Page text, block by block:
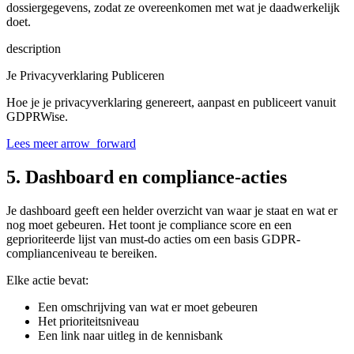
dossiergegevens, zodat ze overeenkomen met wat je daadwerkelijk
doet.
description
Je Privacyverklaring Publiceren
Hoe je je privacyverklaring genereert, aanpast en publiceert vanuit
GDPRWise.
Lees meerarrow_forward
5. Dashboard en compliance-acties
Je dashboard geeft een helder overzicht van waar je staat en wat er
nog moet gebeuren. Het toont je compliance score en een
geprioriteerde lijst van must-do acties om een basis GDPR-
complianceniveau te bereiken.
Elke actie bevat:
Een omschrijving van wat er moet gebeuren
Het prioriteitsniveau
Een link naar uitleg in de kennisbank